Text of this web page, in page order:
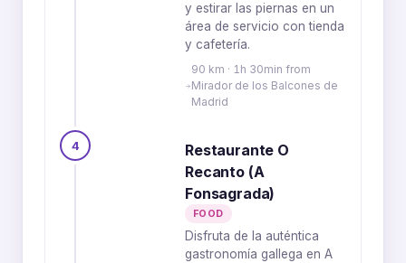
y estirar las piernas en un
área de servicio con tienda
y cafetería.
90 km · 1h 30min from
Mirador de los Balcones de
Madrid
4
Restaurante O
Recanto (A
Fonsagrada)
FOOD
Disfruta de la auténtica
gastronomía gallega en A